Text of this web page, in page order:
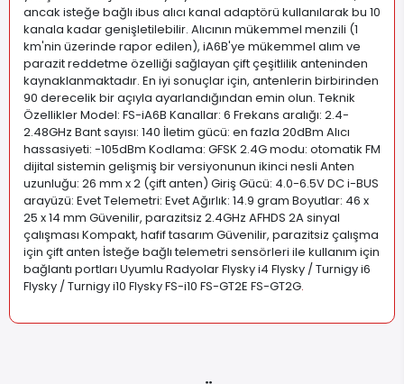
ancak isteğe bağlı ibus alıcı kanal adaptörü kullanılarak bu 10
kanala kadar genişletilebilir. Alıcının mükemmel menzili (1
km'nin üzerinde rapor edilen), iA6B'ye mükemmel alım ve
parazit reddetme özelliği sağlayan çift çeşitlilik anteninden
kaynaklanmaktadır. En iyi sonuçlar için, antenlerin birbirinden
90 derecelik bir açıyla ayarlandığından emin olun. Teknik
Özellikler Model: FS-iA6B Kanallar: 6 Frekans aralığı: 2.4-
2.48GHz Bant sayısı: 140 İletim gücü: en fazla 20dBm Alıcı
hassasiyeti: -105dBm Kodlama: GFSK 2.4G modu: otomatik FM
dijital sistemin gelişmiş bir versiyonunun ikinci nesli Anten
uzunluğu: 26 mm x 2 (çift anten) Giriş Gücü: 4.0-6.5V DC i-BUS
arayüzü: Evet Telemetri: Evet Ağırlık: 14.9 gram Boyutlar: 46 x
25 x 14 mm Güvenilir, parazitsiz 2.4GHz AFHDS 2A sinyal
çalışması Kompakt, hafif tasarım Güvenilir, parazitsiz çalışma
için çift anten İsteğe bağlı telemetri sensörleri ile kullanım için
bağlantı portları Uyumlu Radyolar Flysky i4 Flysky / Turnigy i6
Flysky / Turnigy i10 Flysky FS-i10 FS-GT2E FS-GT2G.